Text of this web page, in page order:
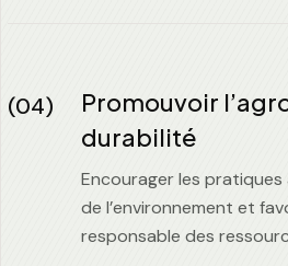
(04)
Promouvoir
durabilité
Encourager les
de l’environnement et
responsable des